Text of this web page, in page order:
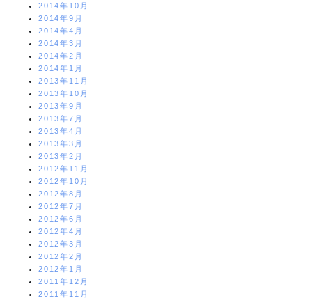
2014年10月
2014年9月
2014年4月
2014年3月
2014年2月
2014年1月
2013年11月
2013年10月
2013年9月
2013年7月
2013年4月
2013年3月
2013年2月
2012年11月
2012年10月
2012年8月
2012年7月
2012年6月
2012年4月
2012年3月
2012年2月
2012年1月
2011年12月
2011年11月